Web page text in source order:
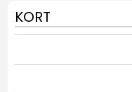
KORT